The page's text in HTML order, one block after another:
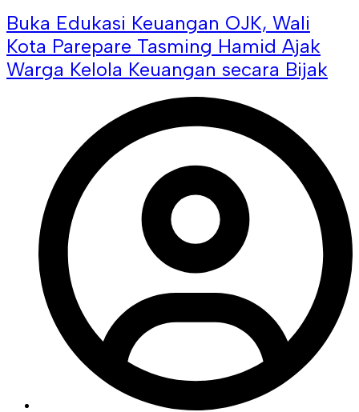
Buka Edukasi Keuangan OJK, Wali
Kota Parepare Tasming Hamid Ajak
Warga Kelola Keuangan secara Bijak